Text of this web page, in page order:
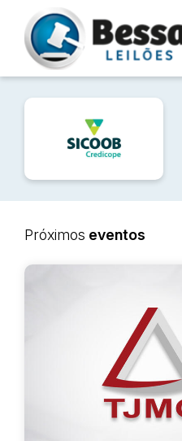
Próximos eventos